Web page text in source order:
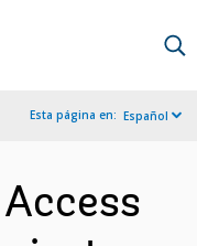
Esta página en: Español